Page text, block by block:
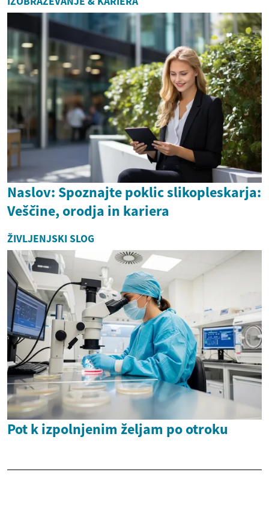
Naslov: Spoznajte poklic slikopleskarja:
Veščine, orodja in kariera
ŽIVLJENJSKI SLOG
Pot k izpolnjenim željam po otroku